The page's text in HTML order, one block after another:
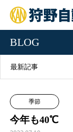
BLOG
最新記事
季節
今年も40℃